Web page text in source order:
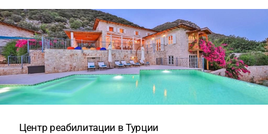
Центр реабилитации в Турции